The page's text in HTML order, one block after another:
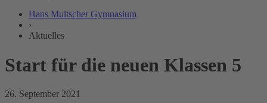
Hans Multscher Gymnasium
›
Aktuelles
Start für die neuen Klassen 5
26. September 2021